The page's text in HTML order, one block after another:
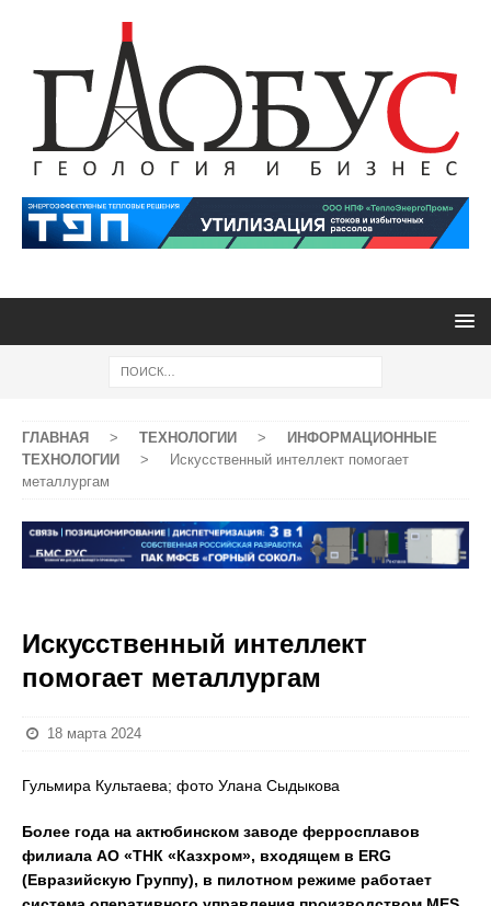
ГЛАВНАЯ > ТЕХНОЛОГИИ >
ИНФОРМАЦИОННЫЕ
ТЕХНОЛОГИИ
>
Искусственный интеллект помогает
металлургам
Искусственный интеллект
помогает металлургам
18 марта 2024
Гульмира Культаева; фото Улана Сыдыкова
Более года на актюбинском заводе ферросплавов
филиала АО «ТНК «Казхром», входящем в ERG
(Евразийскую Группу), в пилотном режиме работает